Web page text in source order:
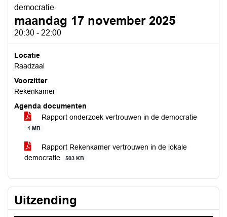
democratie
maandag 17 november 2025
20:30 - 22:00
Locatie
Raadzaal
Voorzitter
Rekenkamer
Agenda documenten
Rapport onderzoek vertrouwen in de democratie
1 MB
Rapport Rekenkamer vertrouwen in de lokale
democratie
503 KB
Uitzending